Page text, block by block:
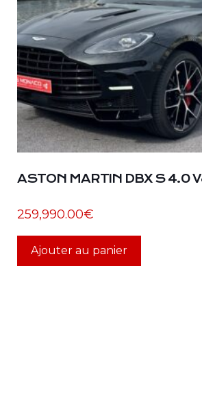
ASTON MARTIN DBX S 4.0
259,990.00€
Ajouter au panier